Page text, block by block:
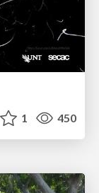
1 450